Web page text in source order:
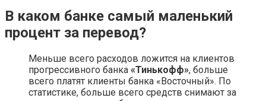
В каком банке самый маленький
процент за перевод?
Меньше всего расходов ложится на клиентов
прогрессивного банка «Тинькофф», больше
всего платят клиенты банка «Восточный». По
статистике, больше всего средств снимают за